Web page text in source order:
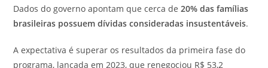
Dados do governo apontam que cerca de20% das famílias
brasileiras possuem dívidas consideradas insustentáveis.
A expectativa é superar os resultados da primeira fase do
programa, lançada em 2023, que renegociou R$ 53,2